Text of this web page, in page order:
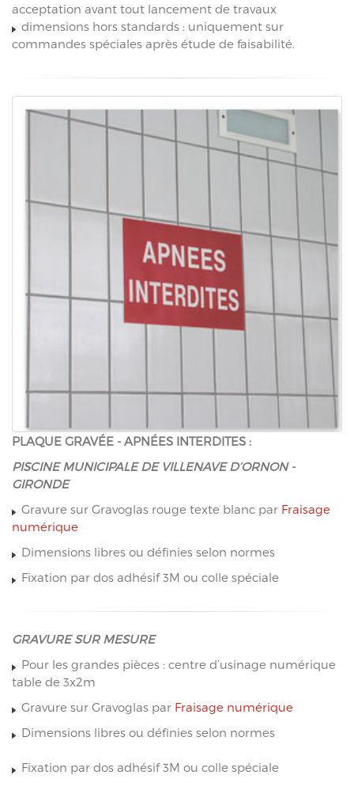
acceptation avant tout lancement de travaux
dimensions hors standards : uniquement sur
commandes spéciales après étude de faisabilité.
PLAQUE GRAVÉE - APNÉES INTERDITES :
PISCINE MUNICIPALE DE VILLENAVE D’ORNON -
GIRONDE
Gravure sur Gravoglas rouge texte blanc par Fraisage
numérique
Dimensions libres ou définies selon normes
Fixation par dos adhésif 3M ou colle spéciale
GRAVURE SUR MESURE
Pour les grandes pièces : centre d’usinage numérique
table de 3x2m
Gravure sur Gravoglas par Fraisage numérique
Dimensions libres ou définies selon normes
Fixation par dos adhésif 3M ou colle spéciale